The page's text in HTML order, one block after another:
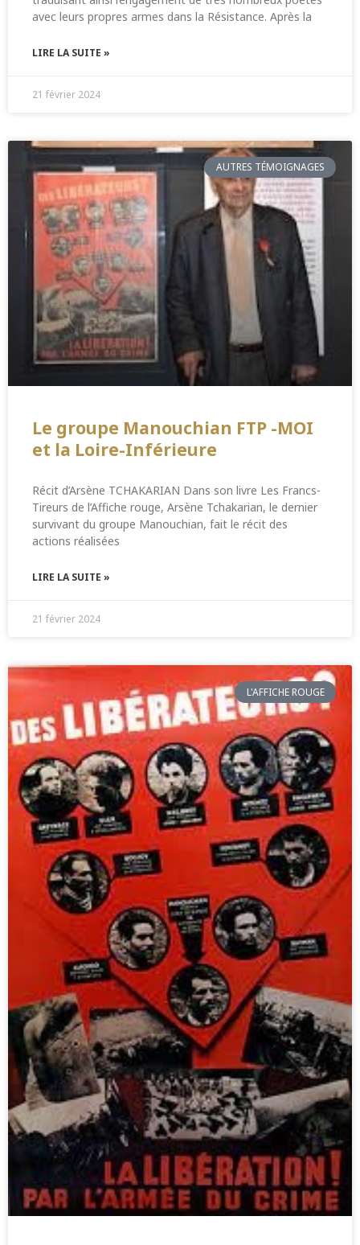
avec leurs propres armes dans la Résistance. Après la
LIRE LA SUITE »
21 février 2024
AUTRES TÉMOIGNAGES
Le groupe Manouchian FTP -MOI
et la Loire-Inférieure
Récit d’Arsène TCHAKARIAN Dans son livre Les Francs-
Tireurs de l’Affiche rouge, Arsène Tchakarian, le dernier
survivant du groupe Manouchian, fait le récit des
actions réalisées
LIRE LA SUITE »
21 février 2024
L'AFFICHE ROUGE